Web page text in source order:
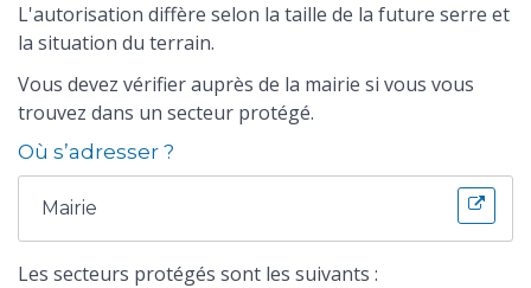
L'autorisation diffère selon la taille de la future serre et
la situation du terrain.
Vous devez vérifier auprès de la mairie si vous vous
trouvez dans un secteur protégé.
Où s’adresser ?
Mairie
Les secteurs protégés sont les suivants :